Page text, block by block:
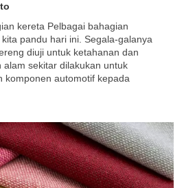
kereta Pelbagai bahagian
pandu hari ini. Segala-galanya
diuji untuk ketahanan dan
alam sekitar dilakukan untuk
komponen automotif kepada